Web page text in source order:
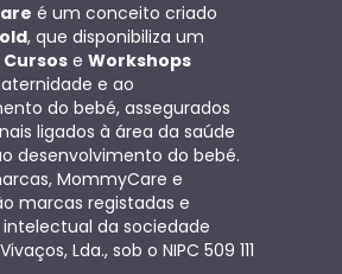
é um conceito criado
, que disponibiliza um
Cursos e Workshops
e ao
do bebé, assegurados
ligados à área da saúde
desenvolvimento do bebé.
MommyCare e
marcas registadas e
da sociedade
Lda., sob o NIPC 509 111